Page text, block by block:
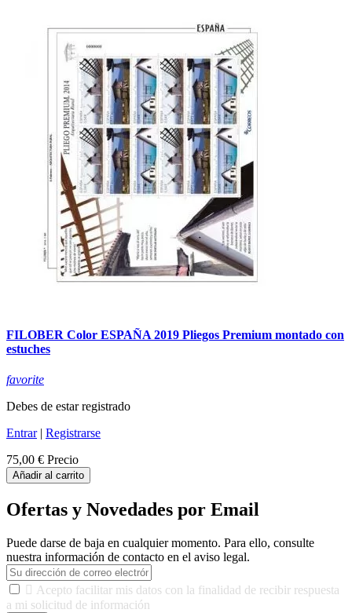
FILOBER Color ESPAÑA 2019 Pliegos Premium montado con
estuches
favorite
Debes de estar registrado
Entrar| Registrarse
75,00 € Precio
Añadir al carrito
Ofertas y Novedades por Email
Puede darse de baja en cualquier momento. Para ello, consulte
nuestra información de contacto en el aviso legal.
 Acepto facilitar mis datos con la finalidad de recibir respuesta
a mi solicitud de información